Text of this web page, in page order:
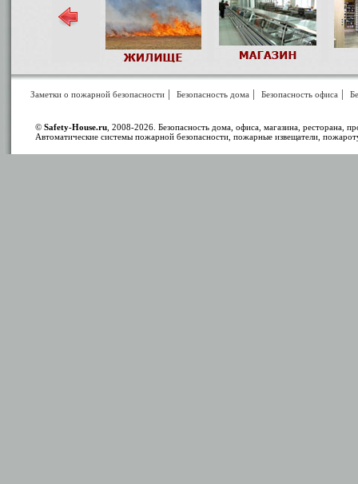
Заметки о пожарной безопасности| Безопасность дома| Безопасность офиса|
© Safety-House.ru , 2008-2026. Безопасность дома, офиса, магазина, ресторана,
Автоматические системы пожарной безопасности, пожарные извещатели,